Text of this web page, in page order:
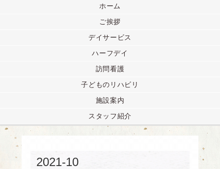
ホーム
ご挨拶
デイサービス
ハーフデイ
訪問看護
子どものリハビリ
施設案内
スタッフ紹介
2021-10